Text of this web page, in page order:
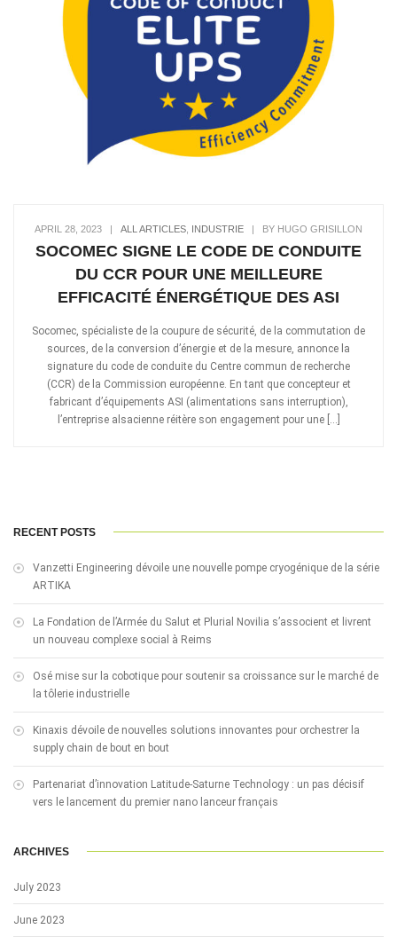
APRIL 28, 2023 | ALL ARTICLES INDUSTRIE | BY HUGO GRISILLON
SOCOMEC SIGNE LE CODE DE CONDUITE
DU CCR POUR UNE MEILLEURE
EFFICACITÉ ÉNERGÉTIQUE DES ASI
Socomec, spécialiste de la coupure de sécurité, de la commutation de
sources, de la conversion d’énergie et de la mesure, annonce la
signature du code de conduite du Centre commun de recherche
(CCR) de la Commission européenne. En tant que concepteur et
fabricant d’équipements ASI (alimentations sans interruption),
l’entreprise alsacienne réitère son engagement pour une […]
RECENT POSTS
Vanzetti Engineering dévoile une nouvelle pompe cryogénique de la série
ARTIKA
La Fondation de l’Armée du Salut et Plurial Novilia s’associent et livrent
un nouveau complexe social à Reims
Osé mise sur la cobotique pour soutenir sa croissance sur le marché de
la tôlerie industrielle
Kinaxis dévoile de nouvelles solutions innovantes pour orchestrer la
supply chain de bout en bout
Partenariat d’innovation Latitude-Saturne Technology : un pas décisif
vers le lancement du premier nano lanceur français
ARCHIVES
July 2023
June 2023